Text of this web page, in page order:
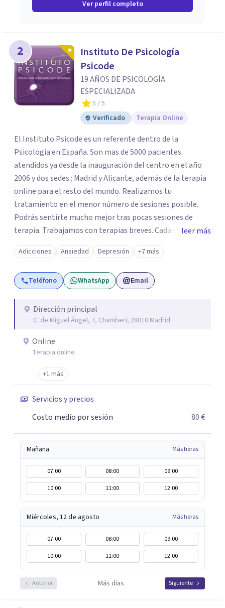
Ver perfil completo
2
Instituto De Psicología
Psicode
19 AÑOS DE PSICOLOGÍA
ESPECIALIZADA
5 / 5
Verificado
Terapia Online
El Instituto Psicode es un referente dentro de la
Psicología en España. Son mas de 5000 pacientes
atendidos ya desde la inauguración del centro en el año
2006 y dos sedes : Madrid y Alicante, además de la terapia
online para el resto del mundo. Realizamos tu
tratamiento en el menor número de sesiones posible.
Podrás sentirte mucho mejor tras pocas sesiones de
terapia. Trabajamos con terapias breves. Cada sesión de
terapia te resultará de utilidad y te ayudará a conseguir
tus objetivos. Entre nuestras especialidades destaca la
terapia de pareja y sexual, así como el tratamiento de
problemas emocionales, obsesiones, ansiedad , estrés,
además con un servicio de hipnosis regresiva para el
trabajo de "Terapia del Alma".
leer más
Adicciones Ansiedad Depresión +7 más
Teléfono WhatsApp Email
Dirección principal
C. de Miguel Ángel, 7, Chamberí, 28010 Madrid
Online
Terapia online
+1 más
Servicios y precios
Costo medio por sesión
80 €
Mañana Más horas
07:00 08:00
09:00
10:00
11:00 12:00
Miércoles, 12 de agosto Más horas
07:00 08:00
09:00
10:00
11:00 12:00
Anterior Más días Siguiente